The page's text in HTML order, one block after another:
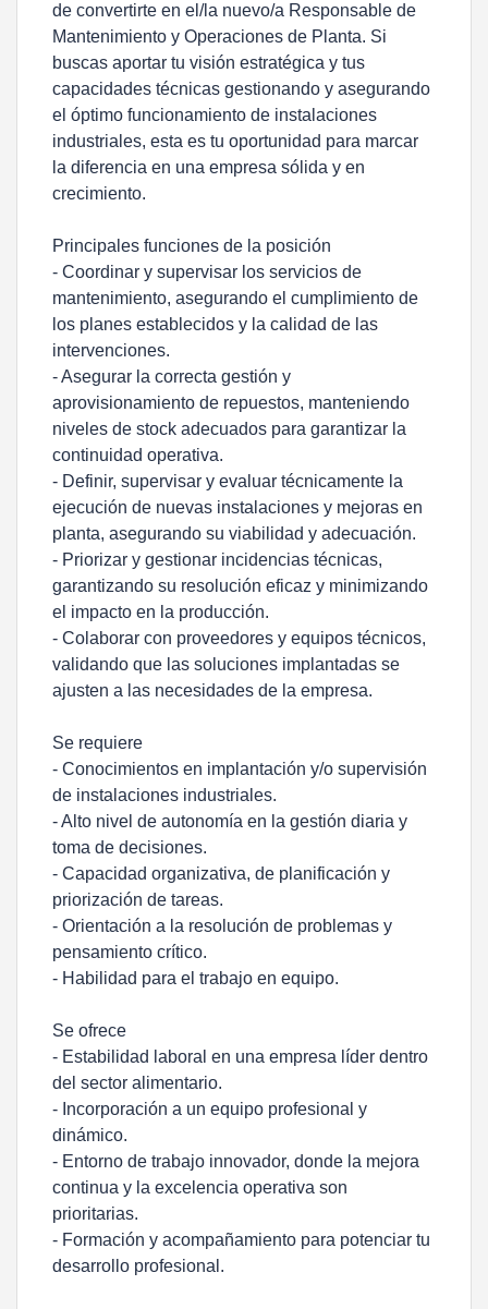
de convertirte en el/la nuevo/a Responsable de
Mantenimiento y Operaciones de Planta. Si
buscas aportar tu visión estratégica y tus
capacidades técnicas gestionando y asegurando
el óptimo funcionamiento de instalaciones
industriales, esta es tu oportunidad para marcar
la diferencia en una empresa sólida y en
crecimiento.
Principales funciones de la posición
- Coordinar y supervisar los servicios de
mantenimiento, asegurando el cumplimiento de
los planes establecidos y la calidad de las
intervenciones.
- Asegurar la correcta gestión y
aprovisionamiento de repuestos, manteniendo
niveles de stock adecuados para garantizar la
continuidad operativa.
- Definir, supervisar y evaluar técnicamente la
ejecución de nuevas instalaciones y mejoras en
planta, asegurando su viabilidad y adecuación.
- Priorizar y gestionar incidencias técnicas,
garantizando su resolución eficaz y minimizando
el impacto en la producción.
- Colaborar con proveedores y equipos técnicos,
validando que las soluciones implantadas se
ajusten a las necesidades de la empresa.
Se requiere
- Conocimientos en implantación y/o supervisión
de instalaciones industriales.
- Alto nivel de autonomía en la gestión diaria y
toma de decisiones.
- Capacidad organizativa, de planificación y
priorización de tareas.
- Orientación a la resolución de problemas y
pensamiento crítico.
- Habilidad para el trabajo en equipo.
Se ofrece
- Estabilidad laboral en una empresa líder dentro
del sector alimentario.
- Incorporación a un equipo profesional y
dinámico.
- Entorno de trabajo innovador, donde la mejora
continua y la excelencia operativa son
prioritarias.
- Formación y acompañamiento para potenciar tu
desarrollo profesional.